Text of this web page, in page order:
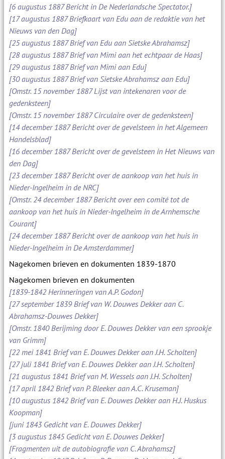
[6 augustus 1887 Bericht in De Nederlandsche Spectator.]
[17 augustus 1887 Briefkaart van Edu aan de redaktie van het
Nieuws van den Dag]
[25 augustus 1887 Brief van Edu aan Sietske Abrahamsz]
[28 augustus 1887 Brief van Mimi aan het echtpaar de Haas]
[29 augustus 1887 Brief van Mimi aan Edu]
[30 augustus 1887 Brief van Sietske Abrahamsz aan Edu]
[Omstr. 15 november 1887 Lijst van intekenaren voor de
gedenksteen]
[Omstr. 15 november 1887 Circulaire over de gedenksteen]
[14 december 1887 Bericht over de gevelsteen in het Algemeen
Handelsblad]
[16 december 1887 Bericht over de gevelsteen in Het Nieuws van
den Dag]
[23 december 1887 Bericht over de aankoop van het huis in
Nieder-Ingelheim in de NRC]
[Omstr. 24 december 1887 Bericht over een comité tot de
aankoop van het huis in Nieder-Ingelheim in de Arnhemsche
Courant]
[24 december 1887 Bericht over de aankoop van het huis in
Nieder-Ingelheim in De Amsterdammer]
Nagekomen brieven en dokumenten 1839-1870
Nagekomen brieven en dokumenten
[1839-1842 Herinneringen van A.P. Godon]
[27 september 1839 Brief van W. Douwes Dekker aan C.
Abrahamsz-Douwes Dekker]
[Omstr. 1840 Berijming door E. Douwes Dekker van een sprookje
van Grimm]
[22 mei 1841 Brief van E. Douwes Dekker aan J.H. Scholten]
[27 juli 1841 Brief van E. Douwes Dekker aan J.H. Scholten]
[21 augustus 1841 Brief van M. Wessels aan J.H. Scholten]
[17 april 1842 Brief van P. Bleeker aan A.C. Kruseman]
[10 augustus 1842 Brief van E. Douwes Dekker aan H.J. Huskus
Koopman]
[juni 1843 Gedicht van E. Douwes Dekker]
[3 augustus 1845 Gedicht van E. Douwes Dekker]
[Fragmenten uit de autobiografie van C. Abrahamsz]